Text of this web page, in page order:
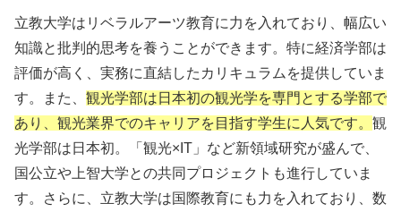
立教大学はリベラルアーツ教育に力を入れており、幅広い
知識と批判的思考を養うことができます。特に経済学部は
評価が高く、実務に直結したカリキュラムを提供していま
す。また、 観光学部は日本初の観光学を専門とする学部で
あり、観光業界でのキャリアを目指す学生に人気です。 観
光学部は日本初。「観光×IT」など新領域研究が盛んで、
国公立や上智大学との共同プロジェクトも進行していま
す。さらに、立教大学は国際教育にも力を入れており、数